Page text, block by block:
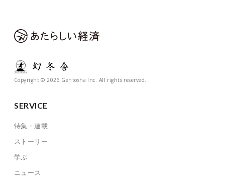
Copyright © 2026 Gentosha Inc. All rights reserved.
SERVICE
特集・連載
ストーリー
学ぶ
ニュース